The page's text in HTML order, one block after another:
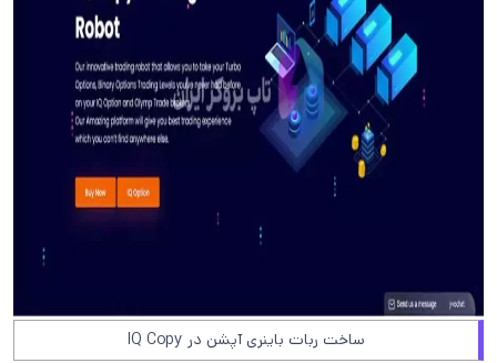
ساخت ربات باینری آپشن در IQ Copy